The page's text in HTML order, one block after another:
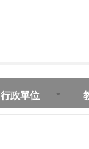
行政單位